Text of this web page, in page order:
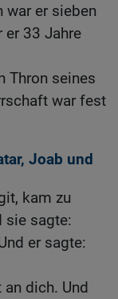
war er sieben
er 33 Jahre
Thron seines
war fest
Joab und
kam zu
sie sagte:
er sagte:
an dich. Und